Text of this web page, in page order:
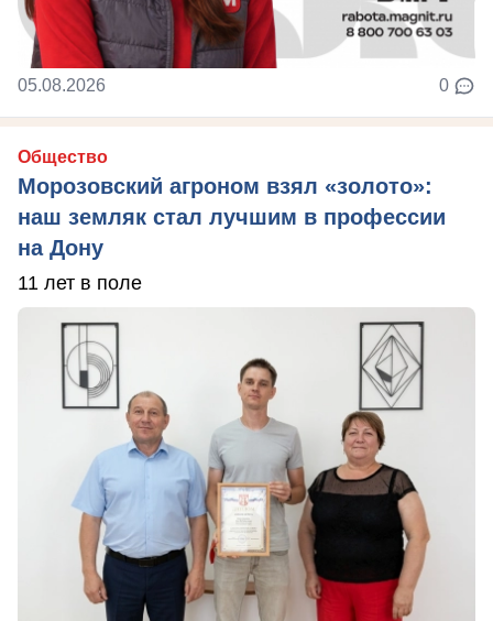
05.08.2026 0
Общество
Морозовский агроном взял «золото»:
наш земляк стал лучшим в профессии
на Дону
11 лет в поле